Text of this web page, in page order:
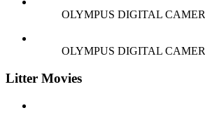
OLYMPUS DIGITAL
OLYMPUS DIGITAL
Litter Movies